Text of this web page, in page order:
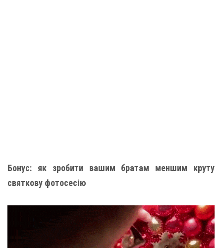
Бонус: як зробити вашим братам меншим круту
святкову фотосесію